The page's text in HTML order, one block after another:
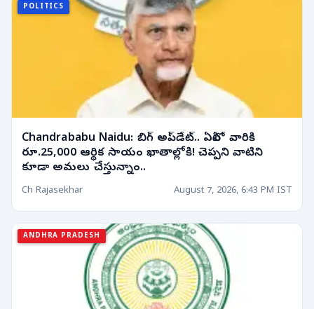
POLITICS
Chandrababu Naidu: బిగ్ అప్‌డేట్.. ఏపీలో వారికి
రూ.25,000 ఆర్థిక సాయం ఖాతాల్లోకి! చెప్పని వాటిని
కూడా అమలు చేస్తున్నాం..
Ch Rajasekhar August 7, 2026, 6:43 PM IST
ANDHRA PRADESH